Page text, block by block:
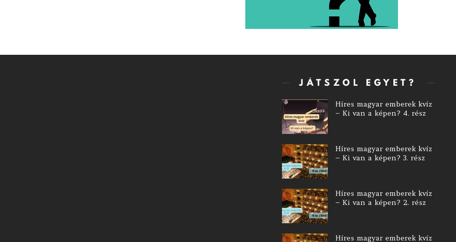
JÁTSZOL EGYET?
Híres magyar emberek kvíz
– Ki van a képen? 4. rész
Híres magyar emberek kvíz
– Ki van a képen? 3. rész
Híres magyar emberek kvíz
– Ki van a képen? 2. rész
Híres magyar emberek kvíz